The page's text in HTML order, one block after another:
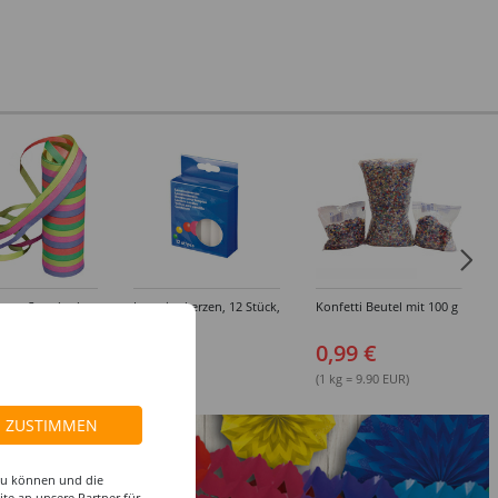
Standard,
Lampionkerzen, 12 Stück,
Konfetti Beutel mit 100 g
0,99 €
(1 kg = 9.90 EUR)
ZUSTIMMEN
können und die